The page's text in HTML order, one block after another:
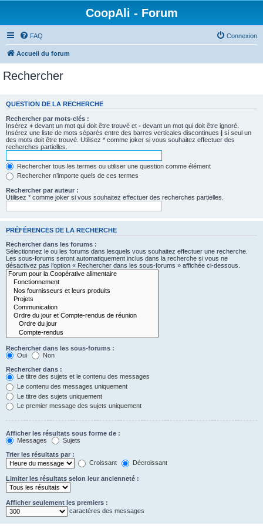
CoopAli - Forum
FAQ Connexion
Accueil du forum
Rechercher
QUESTION DE LA RECHERCHE
Rechercher par mots-clés :
Insérez + devant un mot qui doit être trouvé et - devant un mot qui doit être ignoré.
Insérez une liste de mots séparés entre des barres verticales discontinues | si seul un
des mots doit être trouvé. Utilisez * comme joker si vous souhaitez effectuer des
recherches partielles.
Rechercher tous les termes ou utiliser une question comme élément
Rechercher n’importe quels de ces termes
Rechercher par auteur :
Utilisez * comme joker si vous souhaitez effectuer des recherches partielles.
PRÉFÉRENCES DE LA RECHERCHE
Rechercher dans les forums :
Sélectionnez le ou les forums dans lesquels vous souhaitez effectuer une recherche.
Les sous-forums seront automatiquement inclus dans la recherche si vous ne
désactivez pas l’option « Rechercher dans les sous-forums » affichée ci-dessous.
Rechercher dans les sous-forums :
Oui
Non
Rechercher dans :
Le titre des sujets et le contenu des messages
Le contenu des messages uniquement
Le titre des sujets uniquement
Le premier message des sujets uniquement
Afficher les résultats sous forme de :
Messages
Sujets
Trier les résultats par :
Croissant
Décroissant
Limiter les résultats selon leur ancienneté :
Afficher seulement les premiers :
caractères des messages